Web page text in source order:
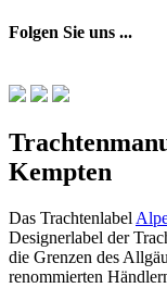
Folgen Sie uns ...
Kempten
Das Trachtenlabel
Designerlabel der
die Grenzen des
renommierten